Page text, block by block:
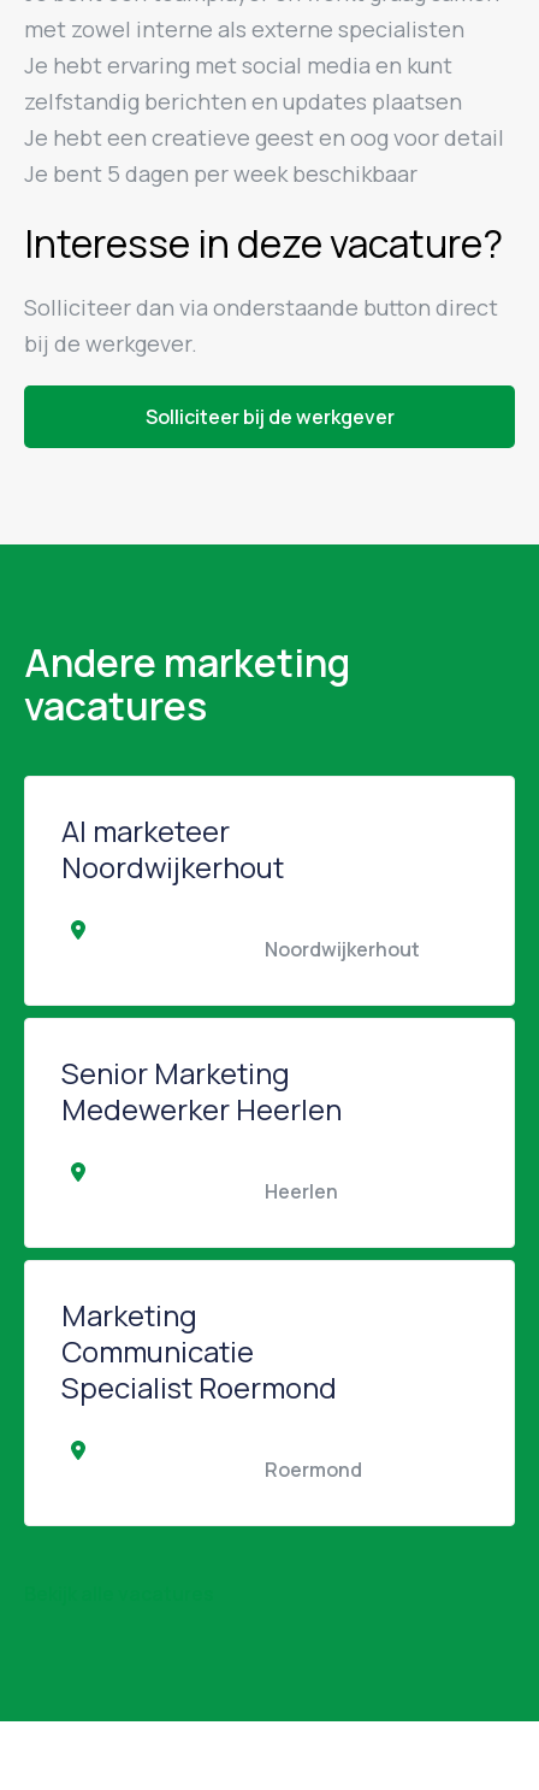
met zowel interne als externe specialisten
Je hebt ervaring met social media en kunt
zelfstandig berichten en updates plaatsen
Je hebt een creatieve geest en oog voor detail
Je bent 5 dagen per week beschikbaar
Interesse in deze vacature?
Solliciteer dan via onderstaande button direct
bij de werkgever.
Solliciteer bij de werkgever
Andere marketing
vacatures
AI marketeer
Noordwijkerhout
Senior Marketing
Medewerker Heerlen
Marketing
Communicatie
Specialist Roermond